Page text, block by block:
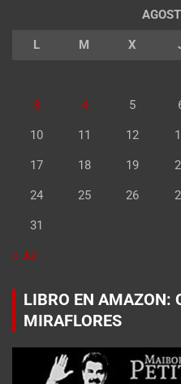
L M X
3 4 5
10 11 12
17 18 19
24 25 26
31
« Jul
LIBRO EN AMAZON:
MIRAFLORES